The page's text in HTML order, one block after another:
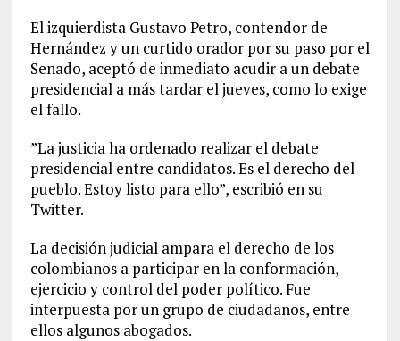
El izquierdista Gustavo Petro, contendor de
Hernández y un curtido orador por su paso por el
Senado, aceptó de inmediato acudir a un debate
presidencial a más tardar el jueves, como lo exige
el fallo.
”La justicia ha ordenado realizar el debate
presidencial entre candidatos. Es el derecho del
pueblo. Estoy listo para ello”, escribió en su
Twitter.
La decisión judicial ampara el derecho de los
colombianos a participar en la conformación,
ejercicio y control del poder político. Fue
interpuesta por un grupo de ciudadanos, entre
ellos algunos abogados.